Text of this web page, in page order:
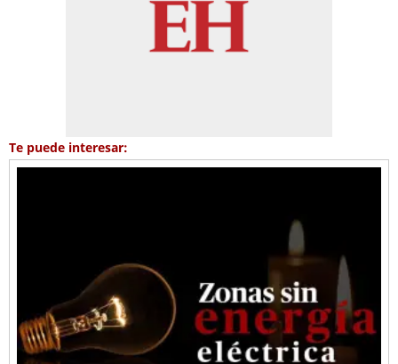
Te puede interesar: